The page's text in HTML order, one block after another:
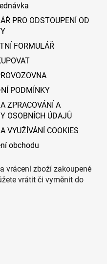
PRO ODSTOUPENÍ OD
FORMULÁŘ
PODMÍNKY
ZPRACOVÁNÍ A
OSOBNÍCH ÚDAJŮ
VYUŽÍVÁNÍ COOKIES
obchodu
vrácení zboží zakoupené
vrátit či vyměnit do